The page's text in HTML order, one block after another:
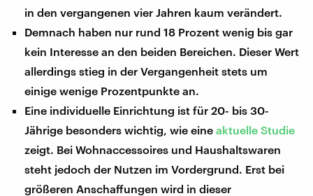
in den vergangenen vier Jahren kaum verändert.
Demnach haben nur rund 18 Prozent wenig bis gar
kein Interesse an den beiden Bereichen. Dieser Wert
allerdings stieg in der Vergangenheit stets um
einige wenige Prozentpunkte an.
Eine individuelle Einrichtung ist für 20- bis 30-
Jährige besonders wichtig, wie eineaktuelle Studie
zeigt. Bei Wohnaccessoires und Haushaltswaren
steht jedoch der Nutzen im Vordergrund. Erst bei
größeren Anschaffungen wird in dieser